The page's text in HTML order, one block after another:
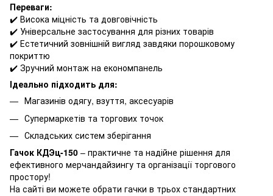
Переваги:
✔️ Висока міцність та довговічність
✔️ Універсальне застосування для різних товарів
✔️ Естетичний зовнішній вигляд завдяки порошковому
покриттю
✔️ Зручний монтаж на економпанель
Ідеально підходить для:
Магазинів одягу, взуття, аксесуарів
Супермаркетів та торгових точок
Складських систем зберігання
Гачок КДЭц-150 – практичне та надійне рішення для
ефективного мерчандайзингу та організації торгового
простору!
На сайті ви можете обрати гачки в трьох стандартних